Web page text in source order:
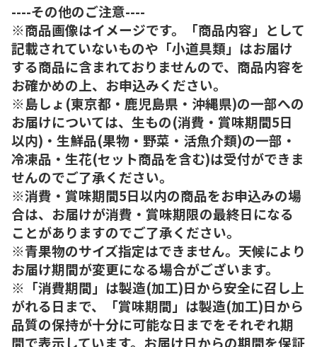
----その他のご注意----
※商品画像はイメージです。「商品内容」として
記載されていないものや「小道具類」はお届け
する商品に含まれておりませんので、商品内容を
お確かめの上、お申込みください。
※島しょ(東京都・鹿児島県・沖縄県)の一部への
お届けについては、生もの(消費・賞味期間5日
以内)・生鮮品(果物・野菜・活魚介類)の一部・
冷凍品・生花(セット商品を含む)は受付ができま
せんのでご了承ください。
※消費・賞味期間5日以内の商品をお申込みの場
合は、お届けが消費・賞味期限の最終日になる
ことがありますのでご了承ください。
※青果物のサイズ指定はできません。天候により
お届け期間が変更になる場合がございます。
※「消費期間」は製造(加工)日から安全に召し上
がれる日まで、「賞味期間」は製造(加工)日から
品質の保持が十分に可能な日までをそれぞれ期
間で表示しています。お届け日からの期間を保証